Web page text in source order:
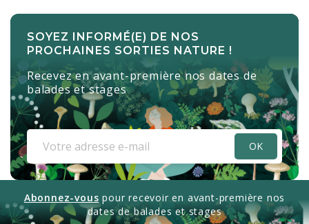
SOYEZ INFORMÉ(E) DE NOS
PROCHAINES SORTIES NATURE !
Recevez en avant-première nos dates de
balades et stages
Abonnez-vous pour recevoir en avant-première nos
dates de balades et stages